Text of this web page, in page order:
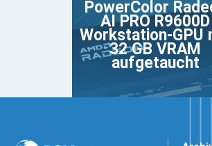
PowerColor
AI PRO R9600D
Workstation-GPU
32 GB VRAM
aufgetaucht